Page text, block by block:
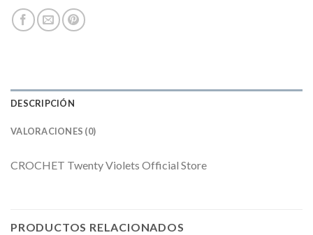
DESCRIPCIÓN
VALORACIONES (0)
CROCHET Twenty Violets Official Store
PRODUCTOS RELACIONADOS